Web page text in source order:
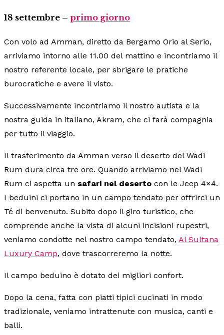
18 settembre – primo giorno
Con volo ad Amman, diretto da Bergamo Orio al Serio,
arriviamo intorno alle 11.00 del mattino e incontriamo il
nostro referente locale, per sbrigare le pratiche
burocratiche e avere il visto.
Successivamente incontriamo il nostro autista e la
nostra guida in italiano, Akram, che ci farà compagnia
per tutto il viaggio.
Il trasferimento da Amman verso il deserto del Wadi
Rum dura circa tre ore. Quando arriviamo nel Wadi
Rum ci aspetta un safari nel deserto con le Jeep 4×4.
I beduini ci portano in un campo tendato per offrirci un
Té di benvenuto. Subito dopo il giro turistico, che
comprende anche la vista di alcuni incisioni rupestri,
veniamo condotte nel nostro campo tendato, Al Sultana
Luxury Camp, dove trascorreremo la notte.
Il campo beduino è dotato dei migliori confort.
Dopo la cena, fatta con piatti tipici cucinati in modo
tradizionale, veniamo intrattenute con musica, canti e
balli.